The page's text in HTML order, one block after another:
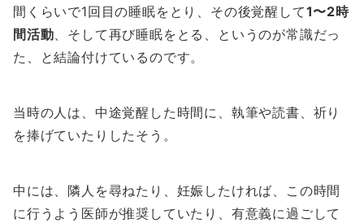
間くらいで1回目の睡眠をとり、その後覚醒して1〜2時
間活動、そして再び睡眠をとる、というのが常識だっ
た、と結論付けているのです。
当時の人は、中途覚醒した時間に、執筆や読書、祈り
を捧げていたりしたそう。
中には、隣人を尋ねたり、妊娠したければ、この時間
に行うよう医師が推奨していたり、有意義に過ごして